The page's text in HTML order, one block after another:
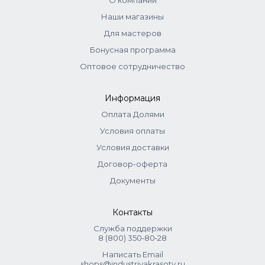
распределить эмульгирующей техникой. Выдержка до 20
Наши магазины
Для мастеров
Бонусная программа
Оптовое сотрудничество
Информация
Оплата Долями
Условия оплаты
Условия доставки
Договор-оферта
Документы
Контакты
Служба поддержки
8 (800) 350‑80‑28
Написать Email